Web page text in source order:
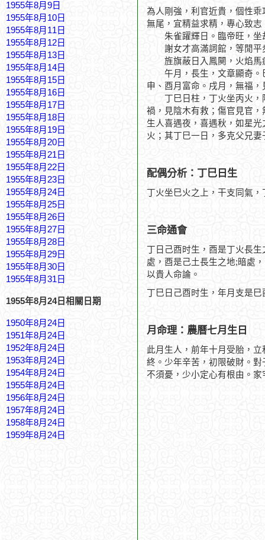
1955年8月9日
1955年8月10日
1955年8月11日
1955年8月12日
1955年8月13日
1955年8月14日
1955年8月15日
1955年8月16日
1955年8月17日
1955年8月18日
1955年8月19日
1955年8月20日
1955年8月21日
1955年8月22日
1955年8月23日
1955年8月24日
1955年8月25日
1955年8月26日
1955年8月27日
1955年8月28日
1955年8月29日
1955年8月30日
1955年8月31日
1955年8月24日相關日期
1950年8月24日
1951年8月24日
1952年8月24日
1953年8月24日
1954年8月24日
1955年8月24日
1956年8月24日
1957年8月24日
1958年8月24日
1959年8月24日
為人剛強，利官近貴，個性
無尾，宜精益求精，專心致志
朱雀躍輝日。臨帝旺，坐
謝女才高滿詞館，等閒平
旌旗蔽日入鳳闋，火焰馬
午月，長生，文章顯奇。
申、酉月富命。戌月，無福
丁巳日柱，丁火坐丙火，
禍，見陰木有救；傷官見官
生人喜遇夜，喜遇秋，如星
火；其丁巳一日，多克父兄
配偶分析：丁巳日生
丁火坐巳火之上，干支同氣
三命通會
丁日己酉时生，酉是丁火長
處，酉是己土長生之地;暗處
以貴人命論。
丁巳日己酉时生，年月支是
月命理：農曆七月生日
此月生人，前年十月受胎，
終。少年辛苦，初限破財。
不須憂，少小定心有根由。